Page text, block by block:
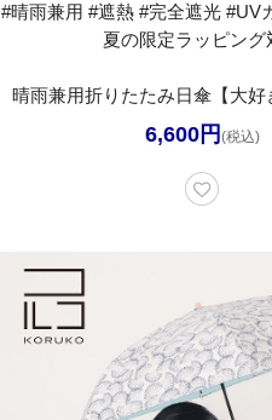
#晴雨兼用 #遮熱 #完全遮光 #UV
夏の限定ラッピング
晴雨兼用折りたたみ日傘【大好
6,600円 (税込)